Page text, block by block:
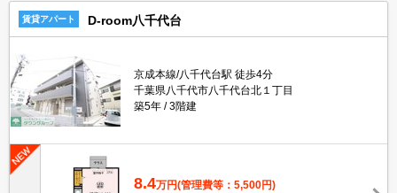
賃貸アパート D-room八千代台
京成本線/八千代台駅 徒歩4分
千葉県八千代市八千代台北１丁目
築5年
3階建
8.4万円(管理費等：5,500円)